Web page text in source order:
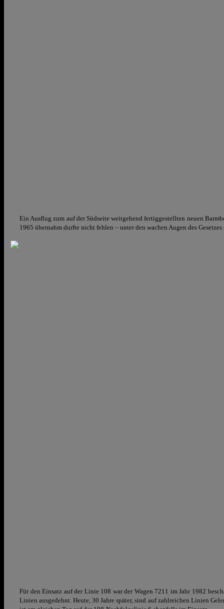
Ein Ausflug zum auf der Südseite weitgehend fertiggestellten neuen
1965 übernahm durfte nicht fehlen – unter den wachen Augen des
Für den Einsatz auf der Linie 108 war der Wagen 7211 im Jahr 1982
Linien ausgedehnt. Heute, 30 Jahre später, sind auf zahlreichen Linien